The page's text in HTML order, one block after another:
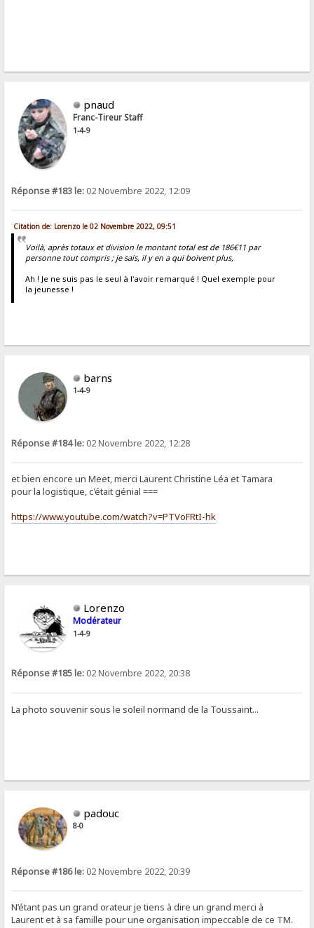
pnaud
Franc-Tireur Staff
1-4-9
Réponse #183 le: 02 Novembre 2022, 12:09
Citation de: Lorenzo le 02 Novembre 2022, 09:51
Voilà, après totaux et division le montant total est de 186€11 par
personne tout compris ; je sais, il y en a qui boivent plus,
Ah ! Je ne suis pas le seul à l'avoir remarqué ! Quel exemple pour
la jeunesse !
barns
1-4-9
Réponse #184 le: 02 Novembre 2022, 12:28
et bien encore un Meet, merci Laurent Christine Léa et Tamara
pour la logistique, c'était génial ===
https://www.youtube.com/watch?v=PTVoFRtI-hk
Lorenzo
Modérateur
1-4-9
Réponse #185 le: 02 Novembre 2022, 20:38
La photo souvenir sous le soleil normand de la Toussaint...
padouc
8-0
Réponse #186 le: 02 Novembre 2022, 20:39
N’étant pas un grand orateur je tiens à dire un grand merci à
Laurent et à sa famille pour une organisation impeccable de ce TM.